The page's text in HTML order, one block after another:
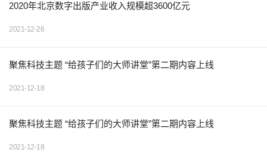
2020年北京数字出版产业收入规模超3600亿元
2021-12-26
聚焦科技主题 “给孩子们的大师讲堂”第二期内容上线
2021-12-18
聚焦科技主题 “给孩子们的大师讲堂”第二期内容上线
2021-12-18